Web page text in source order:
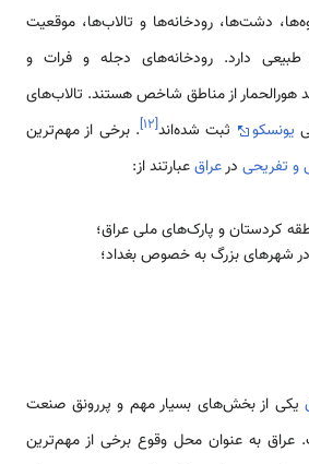
دشت‌ها، رودخانه‌ها و تالاب‌ها، موقعیت
دارد. رودخانه‌های دجله و فرات و
هورالحمار از مناطق شاخص هستند. تالاب‌های
یونسکو ثبت شده‌اند[۱۲]. برخی از مهم‌ترین
و تفریحی درعراقعبارتند از:
کردستان و پارک‌های ملی عراق؛
شهرهای بزرگ به خصوص بغداد؛
یکی از بخش‌های بسیار مهم و پررونق صنعت
به عنوان محل وقوع برخی از مهم‌ترین